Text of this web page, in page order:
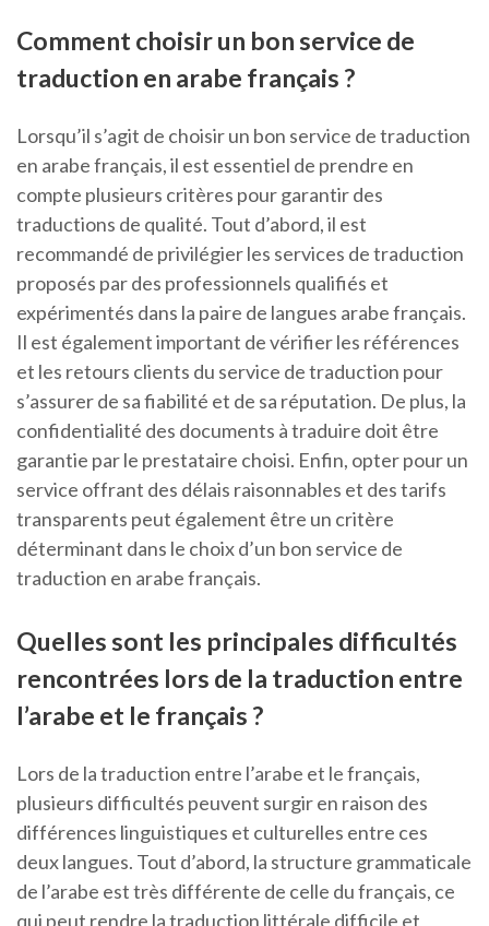
Comment choisir un bon service de
traduction en arabe français ?
Lorsqu’il s’agit de choisir un bon service de traduction
en arabe français, il est essentiel de prendre en
compte plusieurs critères pour garantir des
traductions de qualité. Tout d’abord, il est
recommandé de privilégier les services de traduction
proposés par des professionnels qualifiés et
expérimentés dans la paire de langues arabe français.
Il est également important de vérifier les références
et les retours clients du service de traduction pour
s’assurer de sa fiabilité et de sa réputation. De plus, la
confidentialité des documents à traduire doit être
garantie par le prestataire choisi. Enfin, opter pour un
service offrant des délais raisonnables et des tarifs
transparents peut également être un critère
déterminant dans le choix d’un bon service de
traduction en arabe français.
Quelles sont les principales difficultés
rencontrées lors de la traduction entre
l’arabe et le français ?
Lors de la traduction entre l’arabe et le français,
plusieurs difficultés peuvent surgir en raison des
différences linguistiques et culturelles entre ces
deux langues. Tout d’abord, la structure grammaticale
de l’arabe est très différente de celle du français, ce
qui peut rendre la traduction littérale difficile et